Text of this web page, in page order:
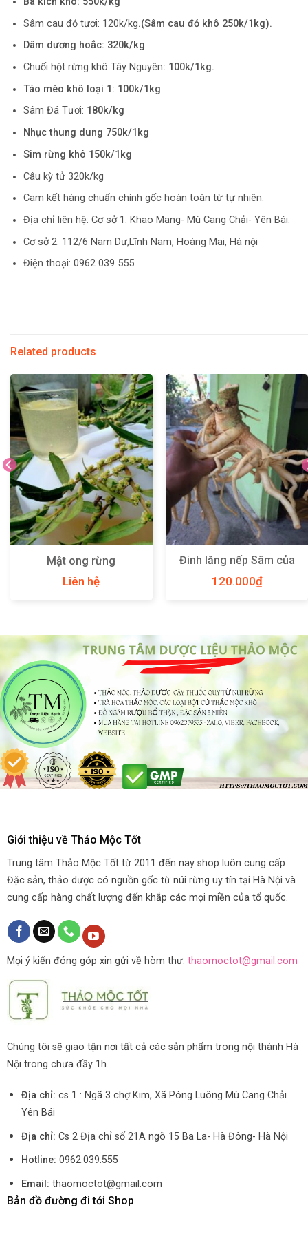
Sâm cau đỏ tươi: 120k/kg.(Sâm cau đỏ khô 250k/1kg).
Dâm dương hoắc: 320k/kg
Chuối hột rừng khô Tây Nguyên: 100k/1kg.
Táo mèo khô loại 1: 100k/1kg
Sâm Đá Tươi: 180k/kg
Nhục thung dung 750k/1kg
Sim rừng khô 150k/1kg
Câu kỳ tử 320k/kg
Cam kết hàng chuẩn chính gốc hoàn toàn từ tự nhiên.
Địa chỉ liên hệ: Cơ sở 1: Khao Mang- Mù Cang Chải- Yên Bái.
Cơ sở 2: 112/6 Nam Dư,Lĩnh Nam, Hoàng Mai, Hà nội
Điện thoại: 0962 039 555.
Related products
Mật ong rừng
Liên hệ
Đinh lăng nếp Sâm của
người Việt
120.000₫
Giới thiệu về Thảo Mộc Tốt
Trung tâm Thảo Mộc Tốt từ 2011 đến nay shop luôn cung cấp
Đặc sản, thảo dược có nguồn gốc từ núi rừng uy tín tại Hà Nội và
cung cấp hàng chất lượng đến khắp các mọi miền của tổ quốc.
Mọi ý kiến đóng góp xin gửi về hòm thư: thaomoctot@gmail.com
Chúng tôi sẽ giao tận nơi tất cả các sản phẩm trong nội thành Hà
Nội trong chưa đầy 1h.
Địa chỉ: cs 1 : Ngã 3 chợ Kim, Xã Póng Luông Mù Cang Chải
Yên Bái
Địa chỉ: Cs 2 Địa chỉ số 21A ngõ 15 Ba La- Hà Đông- Hà Nội
Hotline: 0962.039.555
Email: thaomoctot@gmail.com
Bản đồ đường đi tới Shop